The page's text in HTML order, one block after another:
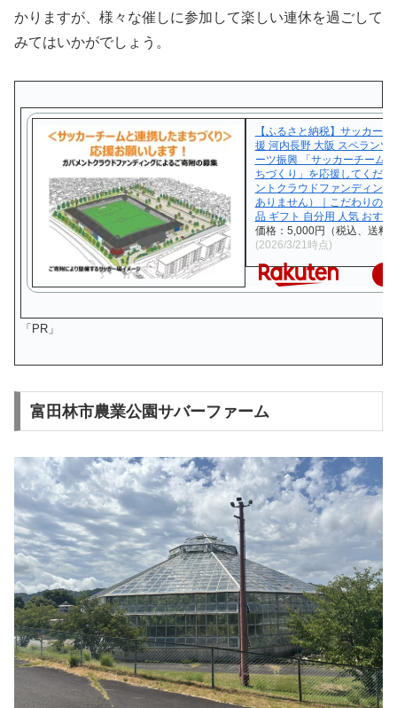
かりますが、様々な催しに参加して楽しい連休を過ごして
みてはいかがでしょう。
【ふるさと納税】サッカー
援 河内長野 大阪 スペランツ
ーツ振興 「サッカーチーム
ちづくり」を応援してくださ
ントクラウドファンディン
ありません）｜こだわりの逸
品 ギフト 自分用 人気 おすす
価格：5,000円（税込、送料
(2026/3/21時点)
「PR」
富田林市農業公園サバーファーム